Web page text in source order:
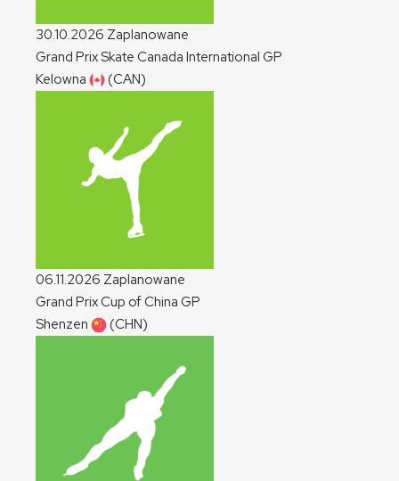
30.10.2026 Zaplanowane
Grand Prix Skate Canada International GP
Kelowna
(CAN)
06.11.2026 Zaplanowane
Grand Prix Cup of China GP
Shenzen
(CHN)